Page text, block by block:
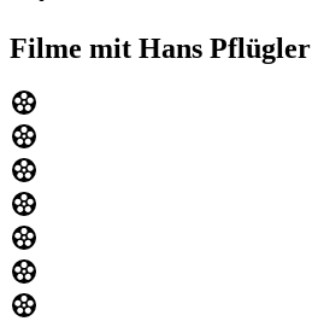
Filme mit Hans Pflügler